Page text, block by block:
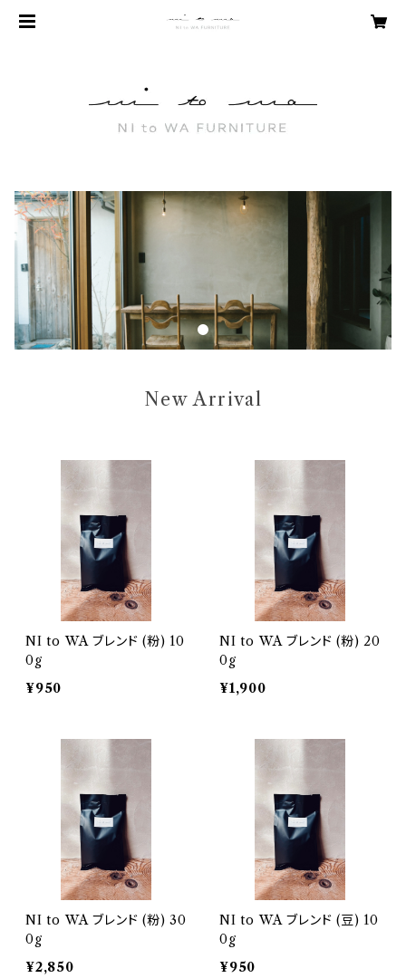
New Arrival
NI to WA ブレンド (粉) 10
0g
¥950
NI to WA ブレンド (粉) 20
0g
¥1,900
NI to WA ブレンド (粉) 30
0g
¥2,850
NI to WA ブレンド (豆) 10
0g
¥950